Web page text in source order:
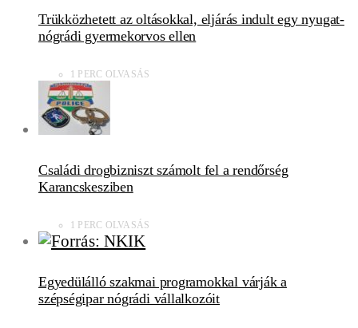
Trükközhetett az oltásokkal, eljárás indult egy nyugat-
nógrádi gyermekorvos ellen
1 PERC OLVASÁS
Családi drogbizniszt számolt fel a rendőrség
Karancskesziben
1 PERC OLVASÁS
Egyedülálló szakmai programokkal várják a
szépségipar nógrádi vállalkozóit